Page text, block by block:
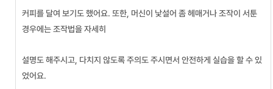
커피를 달여 보기도 했어요. 또한, 머신이 낯설어 좀 헤매거나 조작이 서툰
경우에는 조작법을 자세히
설명도 해주시고, 다치지 않도록 주의도 주시면서 안전하게 실습을 할 수 있
었어요.